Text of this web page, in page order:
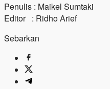
Penulis : Maikel Sumtaki
Editor : Ridho Arief
Sebarkan